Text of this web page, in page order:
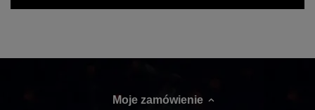
Moje zamówienie